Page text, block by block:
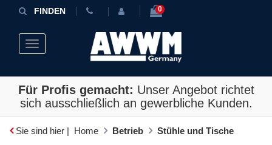
FINDEN 0
Toggle navigation
Für Profis gemacht: Unser Angebot richtet
sich ausschließlich an gewerbliche Kunden.
Sie sind hier | Home Betrieb Stühle und Tische